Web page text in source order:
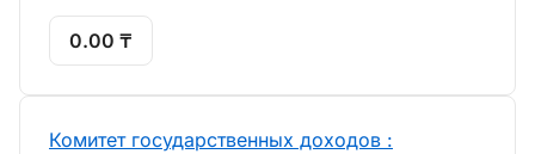
0.00 ₸
Комитет государственных доходов :